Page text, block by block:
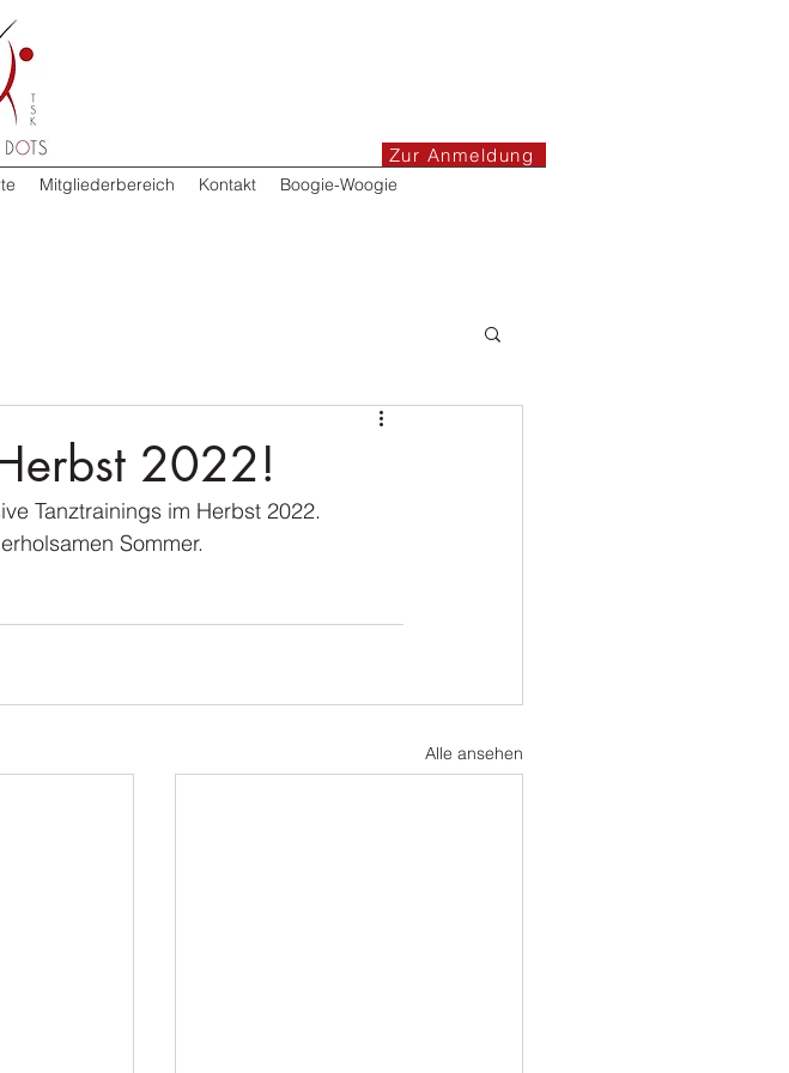
Mitgliederbereich Kontakt Boogie-Woogie
Zur Anmeldung
2022!
Tanztrainings im Herbst 2022.
Sommer.
Alle ansehen